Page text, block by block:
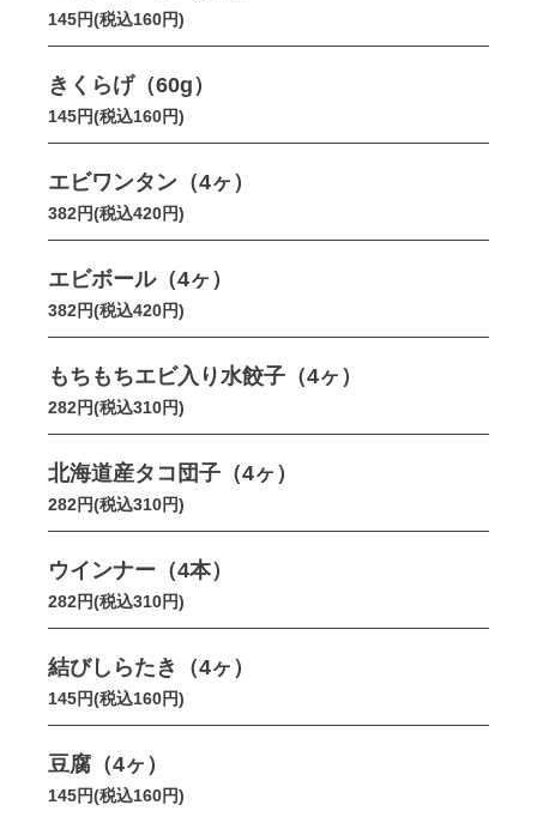
145円(税込160円)
きくらげ（60g）
145円(税込160円)
エビワンタン（4ヶ）
382円(税込420円)
エビボール（4ヶ）
382円(税込420円)
もちもちエビ入り水餃子（4ヶ）
282円(税込310円)
北海道産タコ団子（4ヶ）
282円(税込310円)
ウインナー（4本）
282円(税込310円)
結びしらたき（4ヶ）
145円(税込160円)
豆腐（4ヶ）
145円(税込160円)